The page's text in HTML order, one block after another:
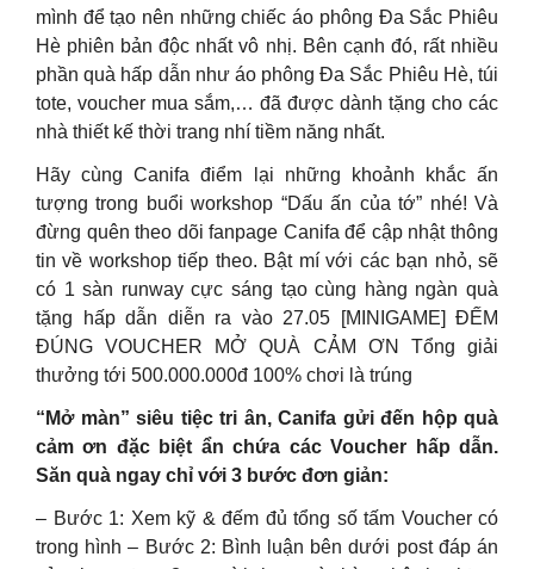
mình để tạo nên những chiếc áo phông Đa Sắc Phiêu
Hè phiên bản độc nhất vô nhị. Bên cạnh đó, rất nhiều
phần quà hấp dẫn như áo phông Đa Sắc Phiêu Hè, túi
tote, voucher mua sắm,… đã được dành tặng cho các
nhà thiết kế thời trang nhí tiềm năng nhất.
Hãy cùng Canifa điểm lại những khoảnh khắc ấn
tượng trong buổi workshop “Dấu ấn của tớ” nhé! Và
đừng quên theo dõi fanpage Canifa để cập nhật thông
tin về workshop tiếp theo. Bật mí với các bạn nhỏ, sẽ
có 1 sàn runway cực sáng tạo cùng hàng ngàn quà
tặng hấp dẫn diễn ra vào 27.05 [MINIGAME] ĐẾM
ĐÚNG VOUCHER MỞ QUÀ CẢM ƠN Tổng giải
thưởng tới 500.000.000đ 100% chơi là trúng
“Mở màn” siêu tiệc tri ân, Canifa gửi đến hộp quà
cảm ơn đặc biệt ẩn chứa các Voucher hấp dẫn.
Săn quà ngay chỉ với 3 bước đơn giản:
– Bước 1: Xem kỹ & đếm đủ tổng số tấm Voucher có
trong hình – Bước 2: Bình luận bên dưới post đáp án